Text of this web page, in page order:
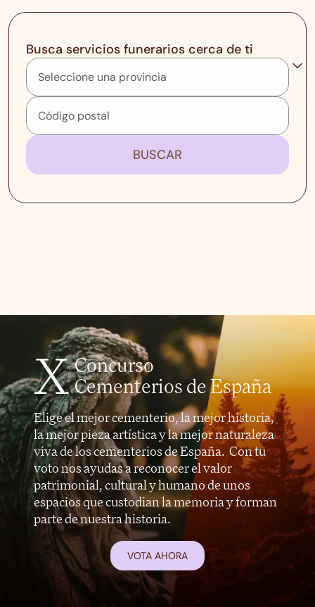
Busca servicios funerarios cerca de ti
BUSCAR
X Concurso
Cementerios de España
Elige el mejor cementerio, la mejor historia,
la mejor pieza artística y la mejor naturaleza
viva de los cementerios de España. Con tu
voto nos ayudas a reconocer el valor
patrimonial, cultural y humano de unos
espacios que custodian la memoria y forman
parte de nuestra historia.
VOTA AHORA